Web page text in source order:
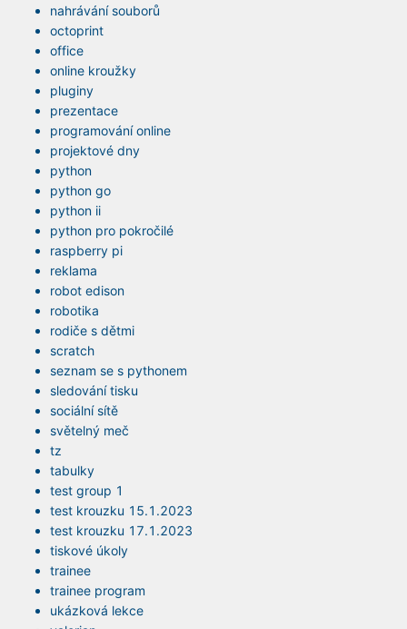
nahrávání souborů
octoprint
office
online kroužky
pluginy
prezentace
programování online
projektové dny
python
python go
python ii
python pro pokročilé
raspberry pi
reklama
robot edison
robotika
rodiče s dětmi
scratch
seznam se s pythonem
sledování tisku
sociální sítě
světelný meč
tz
tabulky
test group 1
test krouzku 15.1.2023
test krouzku 17.1.2023
tiskové úkoly
trainee
trainee program
ukázková lekce